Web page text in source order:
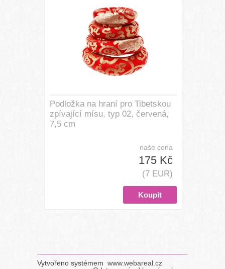
Podložka na hraní pro Tibetskou
zpívající mísu, typ 02, červená,
7,5 cm
naše cena
175 Kč
(7 EUR)
Vytvořeno systémem www.webareal.cz